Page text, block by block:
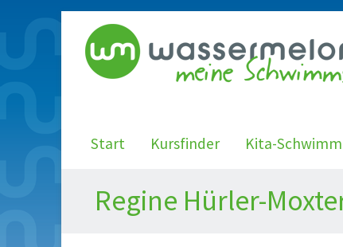
Start Kursfinder Kita-
Regine Hürler-